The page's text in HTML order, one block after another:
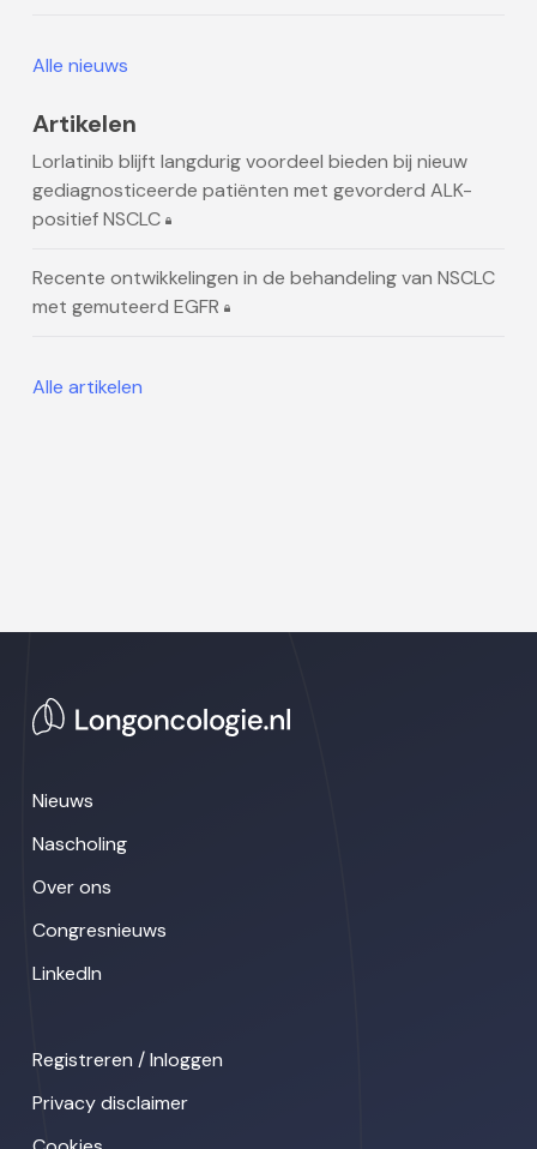
Alle nieuws
Artikelen
Lorlatinib blijft langdurig voordeel bieden bij nieuw
gediagnosticeerde patiënten met gevorderd ALK-
positief NSCLC
Recente ontwikkelingen in de behandeling van NSCLC
met gemuteerd EGFR
Alle artikelen
Nieuws
Nascholing
Over ons
Congresnieuws
LinkedIn
Registreren / Inloggen
Privacy disclaimer